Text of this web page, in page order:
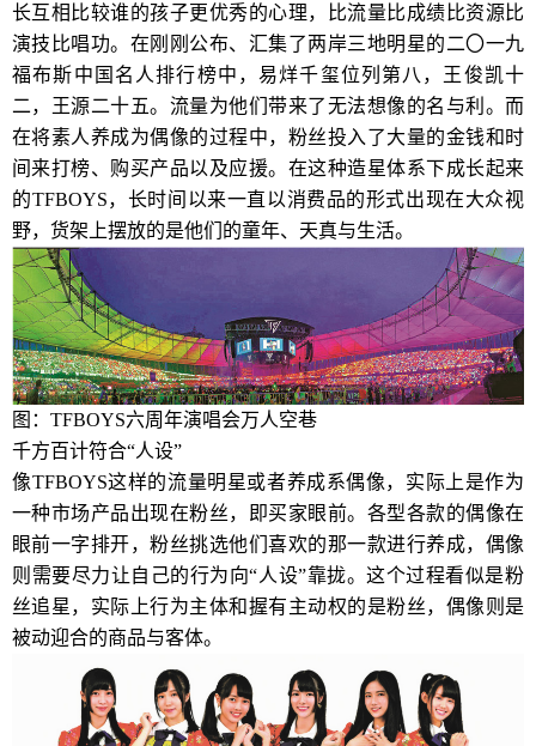
长互相比较谁的孩子更优秀的心理，比流量比成绩比资源比
演技比唱功。在刚刚公布、汇集了两岸三地明星的二〇一九
福布斯中国名人排行榜中，易烊千玺位列第八，王俊凯十
二，王源二十五。流量为他们带来了无法想像的名与利。而
在将素人养成为偶像的过程中，粉丝投入了大量的金钱和时
间来打榜、购买产品以及应援。在这种造星体系下成长起来
的TFBOYS，长时间以来一直以消费品的形式出现在大众视
野，货架上摆放的是他们的童年、天真与生活。
图：TFBOYS六周年演唱会万人空巷
千方百计符合“人设”
像TFBOYS这样的流量明星或者养成系偶像，实际上是作为
一种市场产品出现在粉丝，即买家眼前。各型各款的偶像在
眼前一字排开，粉丝挑选他们喜欢的那一款进行养成，偶像
则需要尽力让自己的行为向“人设”靠拢。这个过程看似是粉
丝追星，实际上行为主体和握有主动权的是粉丝，偶像则是
被动迎合的商品与客体。